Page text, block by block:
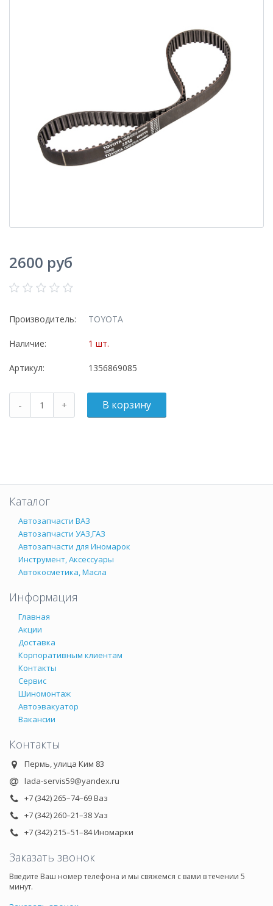
2600 руб
Производитель: TOYOTA
Наличие: 1 шт.
Артикул: 1356869085
Каталог
Автозапчасти ВАЗ
Автозапчасти УАЗ,ГАЗ
Автозапчасти для Иномарок
Инструмент, Аксессуары
Автокосметика, Масла
Информация
Главная
Акции
Доставка
Корпоративным клиентам
Контакты
Сервис
Шиномонтаж
Автоэвакуатор
Вакансии
Контакты
Пермь, улица Ким 83
lada-servis59@yandex.ru
+7 (342) 265–74–69 Ваз
+7 (342) 260–21–38 Уаз
+7 (342) 215–51–84 Иномарки
Заказать звонок
Введите Ваш номер телефона и мы свяжемся с вами в течении 5
минут.